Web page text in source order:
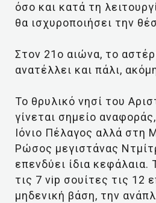
όσο και κατά τη
θα ισχυροποιήσει την
Στον 21ο αιώνα, το
ανατέλλει και πάλι,
Το θρυλικό νησί του
γίνεται σημείο
Ιόνιο Πέλαγος αλλά στη
Ρώσος μεγιστάνας
επενδύει ίδια κεφάλαια.
τις 7 vip σουίτες τις 12
μηδενική βάση, την